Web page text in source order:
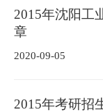
2015年沈阳工
章
2020-09-05
2015年考研招